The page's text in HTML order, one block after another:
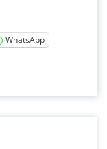
WhatsApp